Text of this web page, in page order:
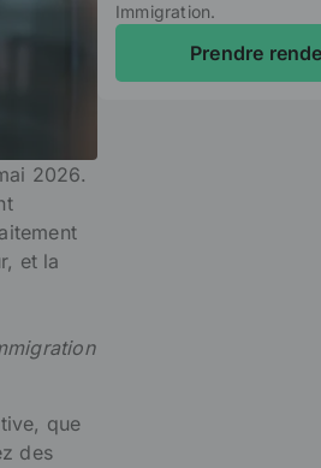
2026.
et la
que
des
Immigration.
Prendre